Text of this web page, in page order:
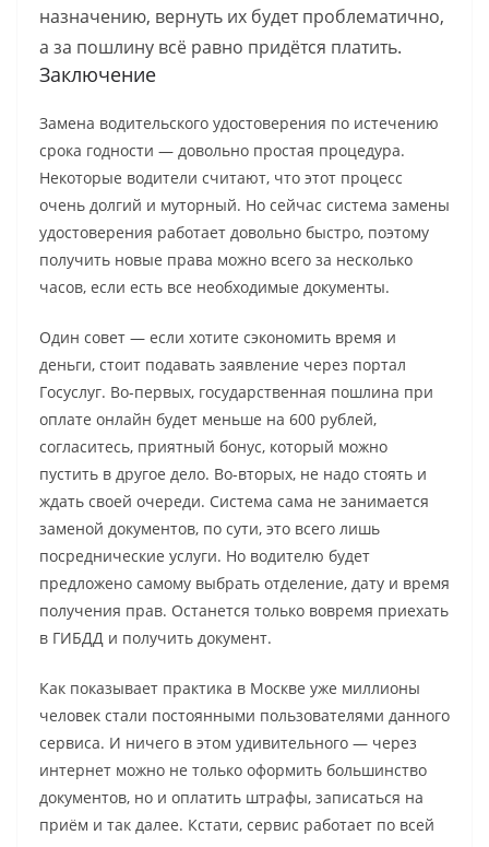
назначению, вернуть их будет проблематично,
а за пошлину всё равно придётся платить.
Заключение
Замена водительского удостоверения по истечению
срока годности — довольно простая процедура.
Некоторые водители считают, что этот процесс
очень долгий и муторный. Но сейчас система замены
удостоверения работает довольно быстро, поэтому
получить новые права можно всего за несколько
часов, если есть все необходимые документы.
Один совет — если хотите сэкономить время и
деньги, стоит подавать заявление через портал
Госуслуг. Во-первых, государственная пошлина при
оплате онлайн будет меньше на 600 рублей,
согласитесь, приятный бонус, который можно
пустить в другое дело. Во-вторых, не надо стоять и
ждать своей очереди. Система сама не занимается
заменой документов, по сути, это всего лишь
посреднические услуги. Но водителю будет
предложено самому выбрать отделение, дату и время
получения прав. Останется только вовремя приехать
в ГИБДД и получить документ.
Как показывает практика в Москве уже миллионы
человек стали постоянными пользователями данного
сервиса. И ничего в этом удивительного — через
интернет можно не только оформить большинство
документов, но и оплатить штрафы, записаться на
приём и так далее. Кстати, сервис работает по всей